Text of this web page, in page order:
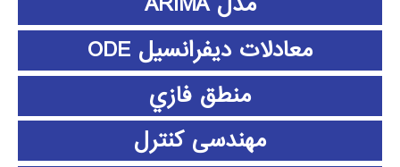
معادلات دیفرانسیل ODE
منطق فازي
مهندسی کنترل